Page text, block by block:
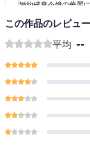
婚約破棄令嬢の華麗
この作品のレビュー
平均 --